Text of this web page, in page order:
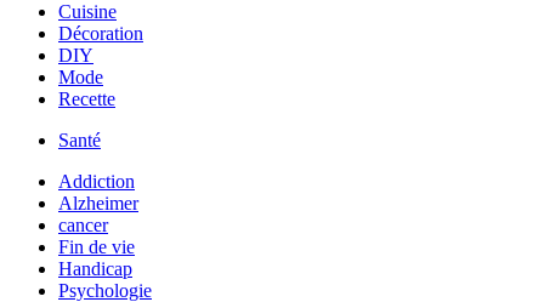
Cuisine
Décoration
DIY
Mode
Recette
Santé
Addiction
Alzheimer
cancer
Fin de vie
Handicap
Psychologie